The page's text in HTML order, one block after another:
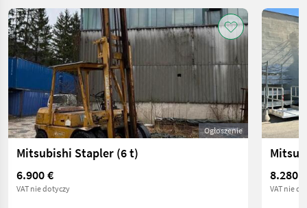
Ogłoszenie
Mitsubishi Stapler (6 t)
6.900 €
VAT nie dotyczy
8.280 €
VAT nie